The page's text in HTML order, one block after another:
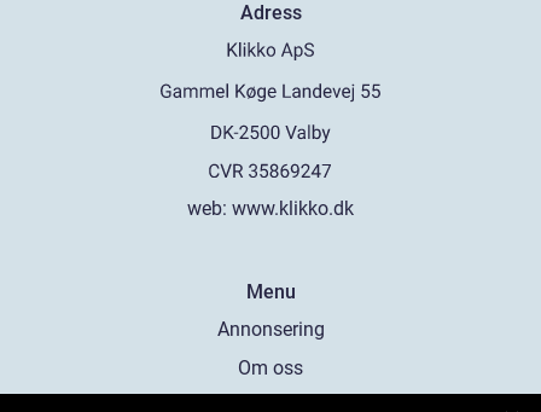
Adress
web: www.klikko.dk
Menu
Annonsering
Om oss